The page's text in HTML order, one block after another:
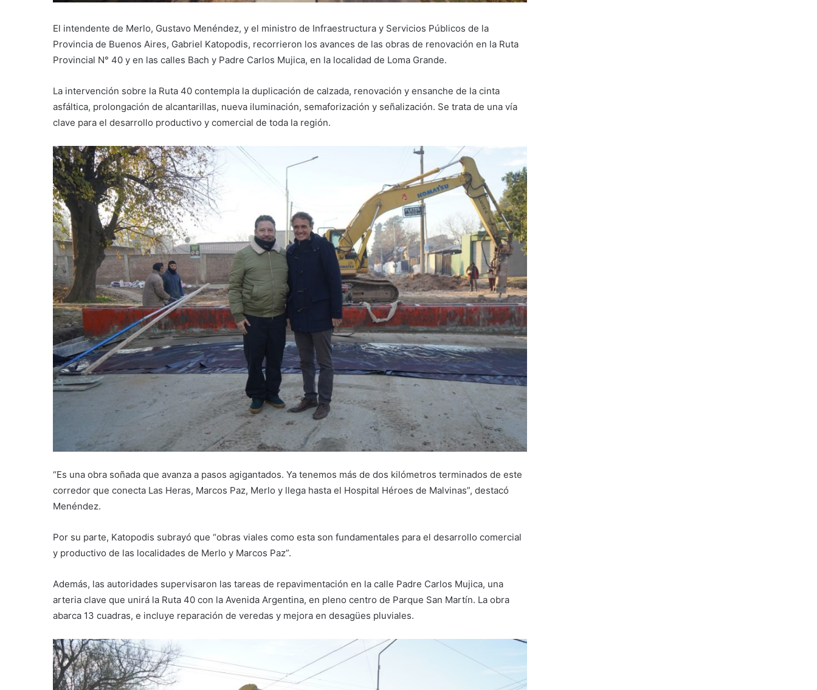
El intendente de Merlo, Gustavo Menéndez, y el ministro de Infraestructura y Servicios Públicos de la
Provincia de Buenos Aires, Gabriel Katopodis, recorrieron los avances de las obras de renovación en la Ruta
Provincial N° 40 y en las calles Bach y Padre Carlos Mujica, en la localidad de Loma Grande.
La intervención sobre la Ruta 40 contempla la duplicación de calzada, renovación y ensanche de la cinta
asfáltica, prolongación de alcantarillas, nueva iluminación, semaforización y señalización. Se trata de una vía
clave para el desarrollo productivo y comercial de toda la región.
“Es una obra soñada que avanza a pasos agigantados. Ya tenemos más de dos kilómetros terminados de este
corredor que conecta Las Heras, Marcos Paz, Merlo y llega hasta el Hospital Héroes de Malvinas”, destacó
Menéndez.
Por su parte, Katopodis subrayó que “obras viales como esta son fundamentales para el desarrollo comercial
y productivo de las localidades de Merlo y Marcos Paz”.
Además, las autoridades supervisaron las tareas de repavimentación en la calle Padre Carlos Mujica, una
arteria clave que unirá la Ruta 40 con la Avenida Argentina, en pleno centro de Parque San Martín. La obra
abarca 13 cuadras, e incluye reparación de veredas y mejora en desagües pluviales.